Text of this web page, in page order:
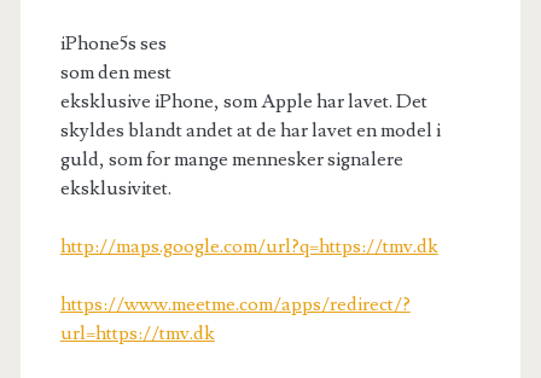
iPhone5s ses
som den mest
eksklusive iPhone, som Apple har lavet. Det
skyldes blandt andet at de har lavet en model i
guld, som for mange mennesker signalere
eksklusivitet.
http://maps.google.com/url?q=https://tmv.dk
https://www.meetme.com/apps/redirect/?
url=https://tmv.dk